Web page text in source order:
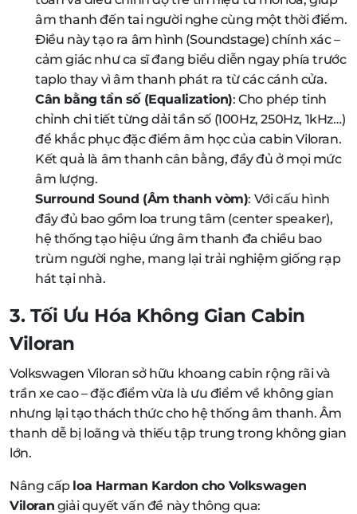
âm thanh đến tai người nghe cùng một thời điểm.
Điều này tạo ra âm hình (Soundstage) chính xác –
cảm giác như ca sĩ đang biểu diễn ngay phía trước
taplo thay vì âm thanh phát ra từ các cánh cửa.
Cân bằng tần số (Equalization): Cho phép tinh
chỉnh chi tiết từng dải tần số (100Hz, 250Hz, 1kHz…)
để khắc phục đặc điểm âm học của cabin Viloran.
Kết quả là âm thanh cân bằng, đầy đủ ở mọi mức
âm lượng.
Surround Sound (Âm thanh vòm): Với cấu hình
đầy đủ bao gồm loa trung tâm (center speaker),
hệ thống tạo hiệu ứng âm thanh đa chiều bao
trùm người nghe, mang lại trải nghiệm giống rạp
hát tại nhà.
3. Tối Ưu Hóa Không Gian Cabin
Viloran
Volkswagen Viloran sở hữu khoang cabin rộng rãi và
trần xe cao – đặc điểm vừa là ưu điểm về không gian
nhưng lại tạo thách thức cho hệ thống âm thanh. Âm
thanh dễ bị loãng và thiếu tập trung trong không gian
lớn.
Nâng cấp loa Harman Kardon cho Volkswagen
Viloran giải quyết vấn đề này thông qua: